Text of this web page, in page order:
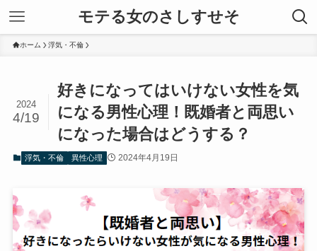
モテる女のさしすせそ
ホーム 浮気・不倫
好きになってはいけない女性を気
になる男性心理！既婚者と両思い
になった場合はどうする？
2024
4/19
浮気・不倫 異性心理 2024年4月19日